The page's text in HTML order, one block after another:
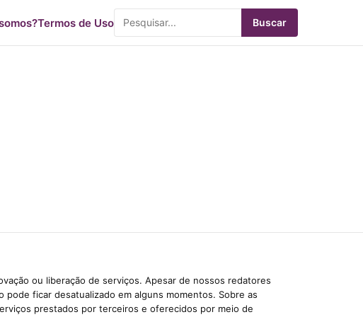
Termos de Uso Buscar
ou liberação de serviços. Apesar de nossos redatores
ficar desatualizado em alguns momentos. Sobre as
prestados por terceiros e oferecidos por meio de